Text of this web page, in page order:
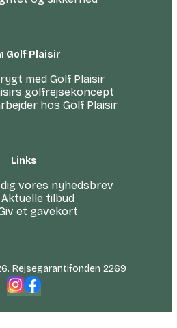
Golf Plaisir
med Golf Plaisir
golfrejsekoncept
hos Golf Plaisir
Links
vores nyhedsbrev
Aktuelle tilbud
et gavekort
Rejsegarantifonden 2269